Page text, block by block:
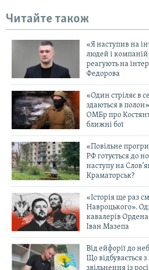
Читайте також
«Я наступив на
людей і
реагують на
Федорова
«Один стріляє в
здаються в
ОМБр про
ближні бої
«Повільне
РФ готується до
наступу на
Краматорськ?
«Історія ще раз
Навроцького».
кавалерів
Іван Мазепа
Від ейфорії до
Що відбувається
звільнення із